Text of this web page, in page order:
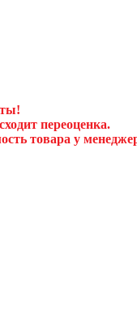
переоценка.
товара у